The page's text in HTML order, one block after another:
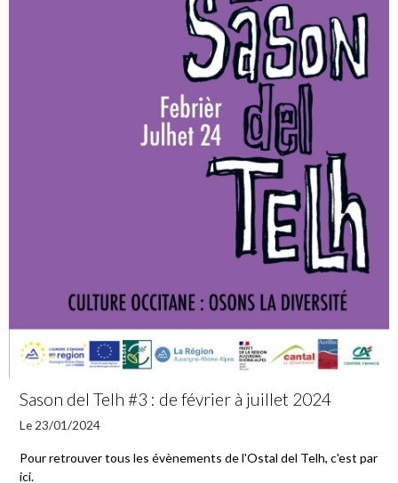
Sason del Telh #3 : de février à juillet 2024
Le 23/01/2024
Pour retrouver tous les évènements de l'Ostal del Telh, c'est par
ici.